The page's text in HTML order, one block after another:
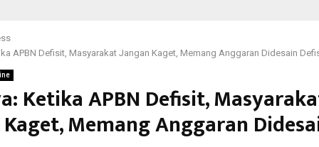
APBN Defisit, Masyarakat Jangan Kaget, Memang Anggaran Didesain
Ketika APBN Defisit,
Memang Anggaran